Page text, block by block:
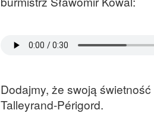
Dodajmy, że swoją
Talleyrand-Périgord.